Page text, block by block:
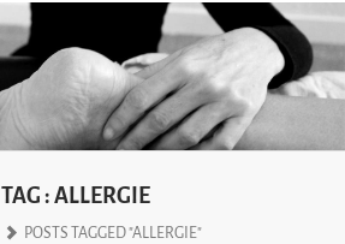
TAG : ALLERGIE
POSTS TAGGED "ALLERGIE"